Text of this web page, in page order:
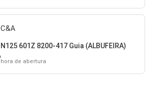
C&A
N125 601Z 8200-417 Guia (ALBUFEIRA)
hora de abertura